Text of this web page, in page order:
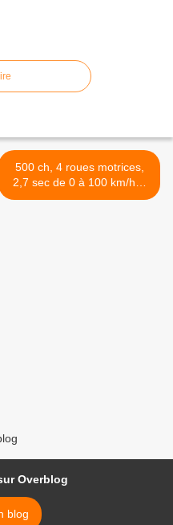
500 ch, 4 roues motrices,
2,7 sec de 0 à 100 km/h…
en Skoda Fabia. >
Overblog
blog